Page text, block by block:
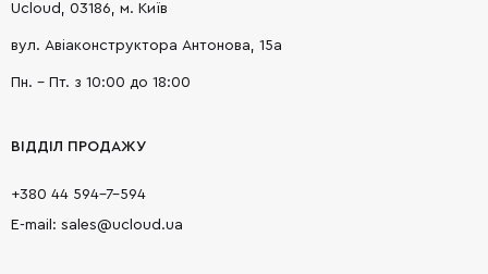
Ucloud, 03186, м. Київ
вул. Авіаконструктора Антонова, 15а
Пн. - Пт. з 10:00 до 18:00
ВІДДІЛ ПРОДАЖУ
+380 44 594-7-594
E-mail: sales@ucloud.ua